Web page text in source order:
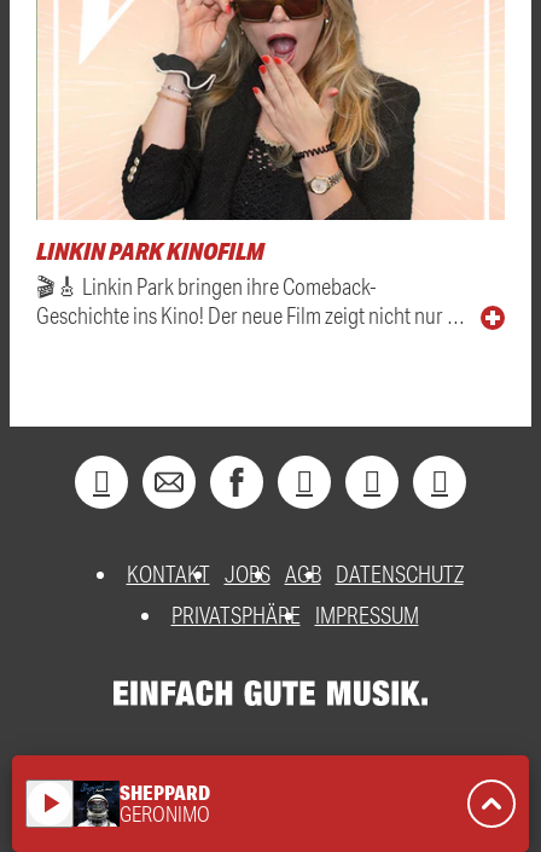
LINKIN PARK KINOFILM
🎬🎸 Linkin Park bringen ihre Comeback-
Geschichte ins Kino! Der neue Film zeigt nicht nur …
KONTAKT JOBS AGB DATENSCHUTZ
PRIVATSPHÄRE
IMPRESSUM
play_arrow SHEPPARD
GERONIMO